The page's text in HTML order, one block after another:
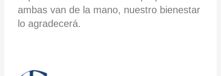
ambas van de la mano, nuestro bienestar
lo agradecerá.